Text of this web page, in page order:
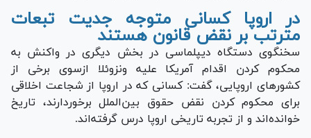
در اروپا کسانی متوجه جدیت تبعات
مترتب بر نقض قانون هستند
سخنگوی دستگاه دیپلماسی در بخش دیگری در واکنش به
محکوم کردن اقدام آمریکا علیه ونزوئلا ازسوی برخی از
کشورهای اروپایی، گفت: کسانی که در اروپا از شجاعت اخلاقی
برای محکوم کردن نقض حقوق بین‌الملل برخوردارند، تاریخ
خوانده‌اند و از تجربه تاریخی اروپا درس گرفته‌اند.